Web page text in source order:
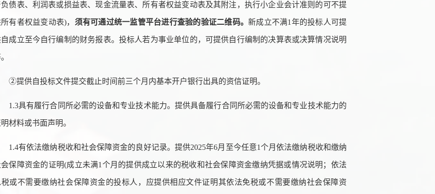
债表、利润表或损益表、现金流量表、所有者权益变动表及其附注，执行小企业会计准则的可不提
有者权益变动表)， 须有可通过统一监管平台进行查验的验证二维码。新成立不满1年的投标人可提
成立至今自行编制的财务报表。投标人若为事业单位的，可提供自行编制的决算表或决算情况说明
②提供自投标文件提交截止时间前三个月内基本开户银行出具的资信证明。
1.3具有履行合同所必需的设备和专业技术能力。提供具备履行合同所必需的设备和专业技术能力的
材料或书面声明。
1.4有依法缴纳税收和社会保障资金的良好记录。提供2025年6月至今任意1个月依法缴纳税收和缴纳
保障资金的证明(成立未满1个月的提供成立以来的税收和社会保障资金缴纳凭据或情况说明；依法
或不需要缴纳社会保障资金的投标人，应提供相应文件证明其依法免税或不需要缴纳社会保障资